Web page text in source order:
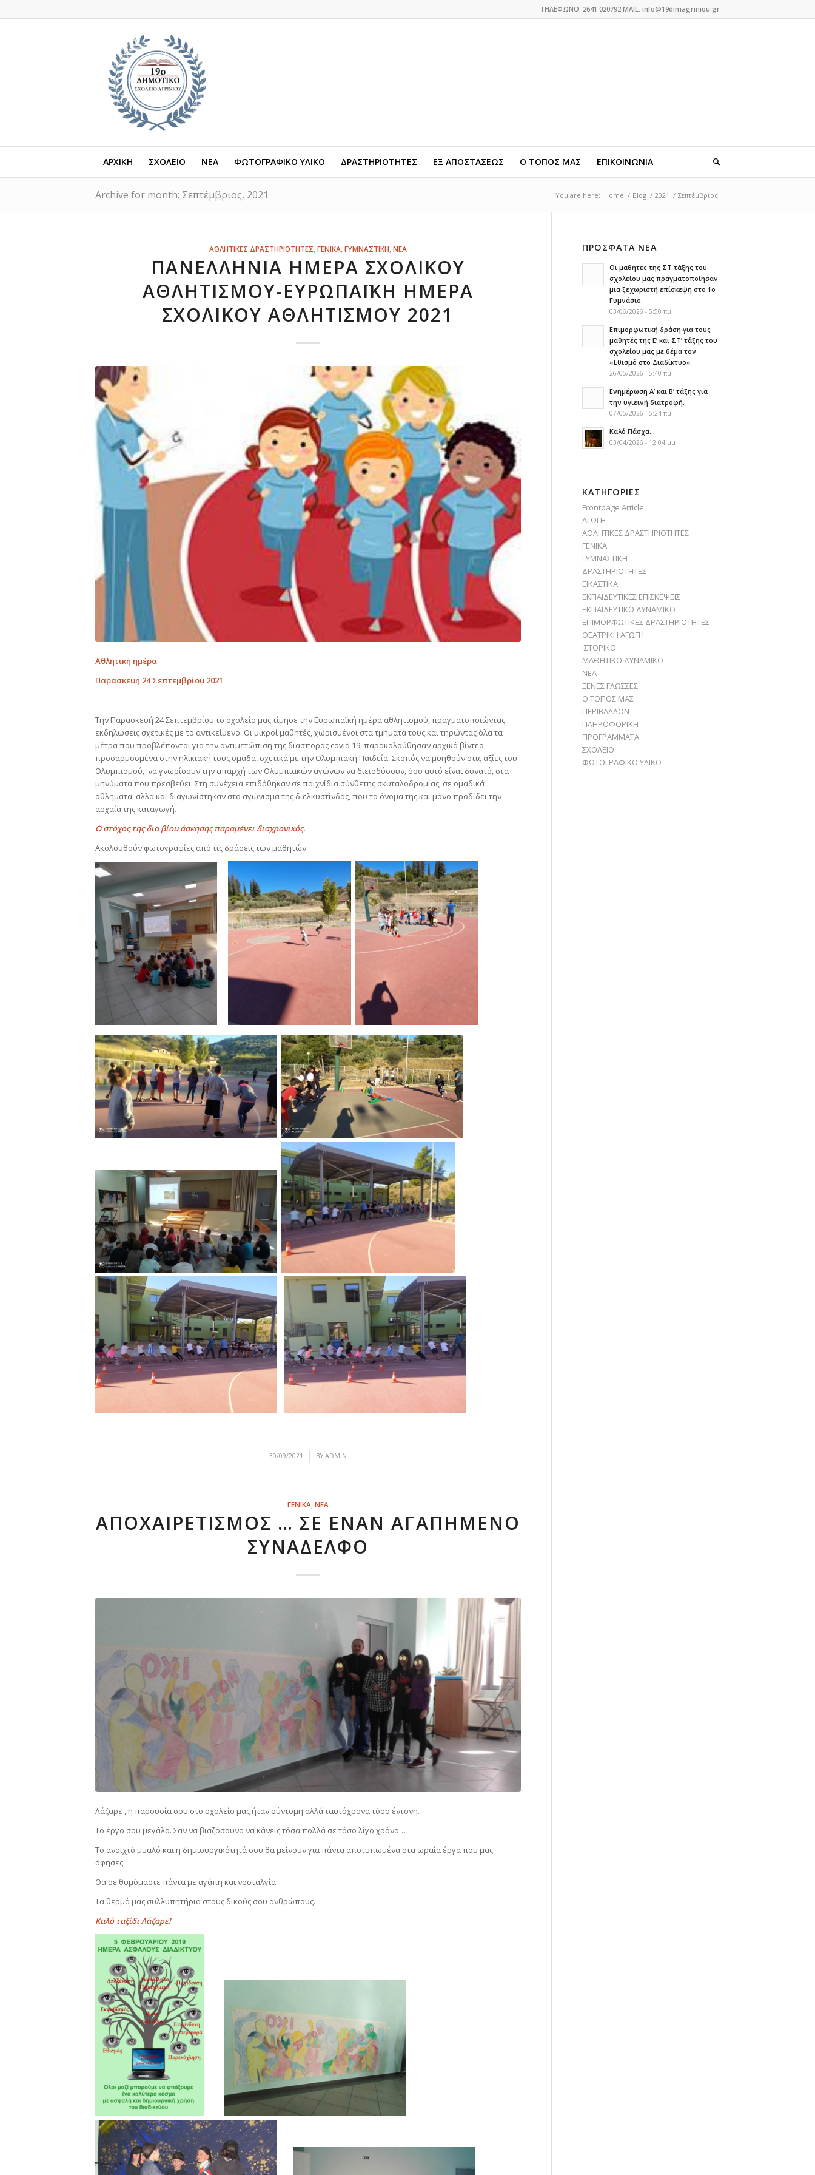
ΤΗΛΕΦΩΝΟ: 2641 020792 MAIL: info@19dimagriniou.gr
ΑΡΧΙΚΗ ΣΧΟΛΕΙΟ ΝΕΑ ΦΩΤΟΓΡΑΦΙΚΟ ΥΛΙΚΟ ΔΡΑΣΤΗΡΙΟΤΗΤΕΣ ΕΞ ΑΠΟΣΤΑΣΕΩΣ Ο ΤΟΠΟΣ ΜΑΣ ΕΠΙΚΟΙΝΩΝΙΑ
Archive for month: Σεπτέμβριος, 2021 You are here: Home / Blog / 2021 / Σεπτέμβριος
ΑΘΛΗΤΙΚΕΣ ΔΡΑΣΤΗΡΙΟΤΗΤΕΣ ΓΕΝΙΚΑ, ΓΥΜΝΑΣΤΙΚΗ ΝΕΑ
ΠΑΝΕΛΛΉΝΙΑ ΗΜΈΡΑ ΣΧΟΛΙΚΟΎ
ΑΘΛΗΤΙΣΜΟΎ-ΕΥΡΩΠΑΪΚΉ ΗΜΈΡΑ
ΣΧΟΛΙΚΟΎ ΑΘΛΗΤΙΣΜΟΎ 2021
Αθλητική ημέρα
Παρασκευή 24 Σεπτεμβρίου 2021
Την Παρασκευή 24 Σεπτεμβρίου το σχολείο μας τίμησε την Ευρωπαϊκή ημέρα αθλητισμού, πραγματοποιώντας
εκδηλώσεις σχετικές με το αντικείμενο. Οι μικροί μαθητές, χωρισμένοι στα τμήματά τους και τηρώντας όλα τα
μέτρα που προβλέπονται για την αντιμετώπιση της διασποράς covid 19, παρακολούθησαν αρχικά βίντεο,
προσαρμοσμένα στην ηλικιακή τους ομάδα, σχετικά με την Ολυμπιακή Παιδεία. Σκοπός να μυηθούν στις αξίες του
Ολυμπισμού, να γνωρίσουν την απαρχή των Ολυμπιακών αγώνων να διεισδύσουν, όσο αυτό είναι δυνατό, στα
μηνύματα που πρεσβεύει. Στη συνέχεια επιδόθηκαν σε παιχνίδια σύνθετης σκυταλοδρομίας, σε ομαδικά
αθλήματα, αλλά και διαγωνίστηκαν στο αγώνισμα της διελκυστίνδας, που το όνομά της και μόνο προδίδει την
αρχαία της καταγωγή.
Ο στόχος της δια βίου άσκησης παραμένει διαχρονικός.
Ακολουθούν φωτογραφίες από τις δράσεις των μαθητών:
30/09/2021
/ BY ADMIN
ΓΕΝΙΚΑ,ΝΕΑ
ΑΠΟΧΑΙΡΕΤΙΣΜΌΣ … ΣΕ ΈΝΑΝ ΑΓΑΠΗΜΈΝΟ
ΣΥΝΆΔΕΛΦΟ
Λάζαρε , η παρουσία σου στο σχολείο μας ήταν σύντομη αλλά ταυτόχρονα τόσο έντονη.
Το έργο σου μεγάλο. Σαν να βιαζόσουνα να κάνεις τόσα πολλά σε τόσο λίγο χρόνο…
Το ανοιχτό μυαλό και η δημιουργικότητά σου θα μείνουν για πάντα αποτυπωμένα στα ωραία έργα που μας
άφησες.
Θα σε θυμόμαστε πάντα με αγάπη και νοσταλγία.
Τα θερμά μας συλλυπητήρια στους δικούς σου ανθρώπους.
Καλό ταξίδι Λάζαρε!
ΠΡΟΣΦΑΤΑ ΝΕΑ
Οι μαθητές της ΣΤ΄ τάξης του
σχολείου μας πραγματοποίησαν
μια ξεχωριστή επίσκεψη στο 1ο
Γυμνάσιο.
03/06/2026 - 5:50 πμ
Επιμορφωτική δράση για τους
μαθητές της Ε’ και ΣΤ’ τάξης του
σχολείου μας με θέμα τον
«Εθισμό στο Διαδίκτυο».
26/05/2026 - 5:40 πμ
Ενημέρωση Α’ και Β’ τάξης για
την υγιεινή διατροφή.
07/05/2026 - 5:24 πμ
Καλό Πάσχα…
03/04/2026 - 12:04 μμ
KΑΤΗΓΟΡΊΕΣ
Frontpage Article
ΑΓΩΓΗ
ΑΘΛΗΤΙΚΕΣ ΔΡΑΣΤΗΡΙΟΤΗΤΕΣ
ΓΕΝΙΚΑ
ΓΥΜΝΑΣΤΙΚΗ
ΔΡΑΣΤΗΡΙΟΤΗΤΕΣ
ΕΙΚΑΣΤΙΚΑ
ΕΚΠΑΙΔΕΥΤΙΚΕΣ ΕΠΙΣΚΕΨΕΙΣ
ΕΚΠΑΙΔΕΥΤΙΚΟ ΔΥΝΑΜΙΚΟ
ΕΠΙΜΟΡΦΩΤΙΚΕΣ ΔΡΑΣΤΗΡΙΟΤΗΤΕΣ
ΘΕΑΤΡΙΚΗ ΑΓΩΓΗ
ΙΣΤΟΡΙΚΟ
ΜΑΘΗΤΙΚΟ ΔΥΝΑΜΙΚΟ
ΝΕΑ
ΞΕΝΕΣ ΓΛΩΣΣΕΣ
Ο ΤΟΠΟΣ ΜΑΣ
ΠΕΡΙΒΑΛΛΟΝ
ΠΛΗΡΟΦΟΡΙΚΗ
ΠΡΟΓΡΑΜΜΑΤΑ
ΣΧΟΛΕΙΟ
ΦΩΤΟΓΡΑΦΙΚΟ ΥΛΙΚΟ